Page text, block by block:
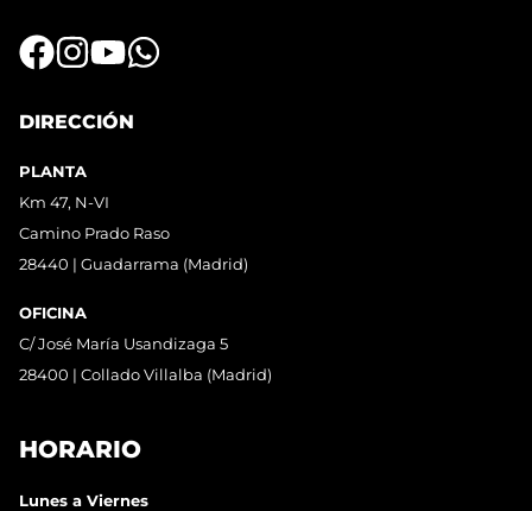
DIRECCIÓN
PLANTA
Km 47, N-VI
Camino Prado Raso
28440 | Guadarrama (Madrid)
OFICINA
C/ José María Usandizaga 5
28400 | Collado Villalba (Madrid)
HORARIO
Lunes a Viernes